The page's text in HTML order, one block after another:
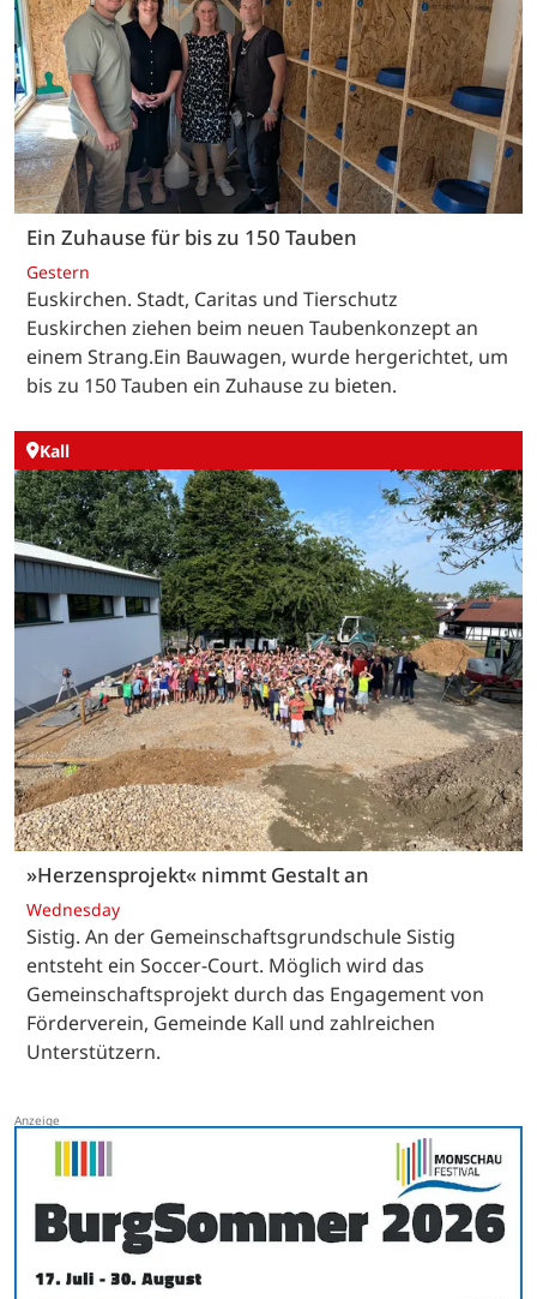
Ein Zuhause für bis zu 150 Tauben
Gestern
Euskirchen. Stadt, Caritas und Tierschutz
Euskirchen ziehen beim neuen Taubenkonzept an
einem Strang.Ein Bauwagen, wurde hergerichtet, um
bis zu 150 Tauben ein Zuhause zu bieten.
Kall
»Herzensprojekt« nimmt Gestalt an
Wednesday
Sistig. An der Gemeinschaftsgrundschule Sistig
entsteht ein Soccer-Court. Möglich wird das
Gemeinschaftsprojekt durch das Engagement von
Förderverein, Gemeinde Kall und zahlreichen
Unterstützern.